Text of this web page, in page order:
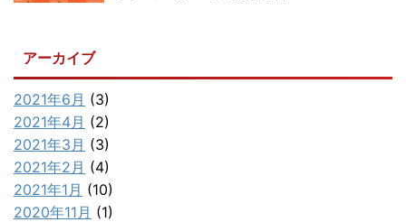
アーカイブ
2021年6月 (3)
2021年4月 (2)
2021年3月 (3)
2021年2月 (4)
2021年1月 (10)
2020年11月 (1)